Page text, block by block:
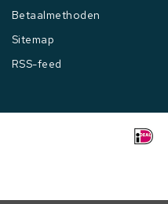
Betaalmethoden
Sitemap
RSS-feed